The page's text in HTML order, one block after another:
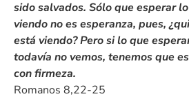
sido salvados. Sólo que esperar
viendo no es esperanza, pues,
está viendo? Pero si lo que
todavía no vemos, tenemos que
con firmeza.
Romanos 8,22-25